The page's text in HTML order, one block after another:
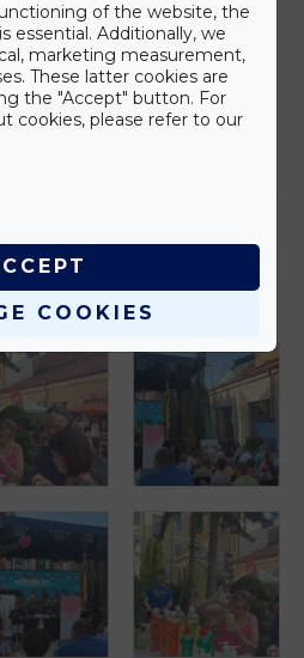
és közösségek iránt
támogatja a magyar
Magyarországon,
idei Kolozsvári Magyar Napok
bizonyította, hogy a
támogatása kulcsfontosságú a
Kolozsvár
of the website, the
essential. Additionally, we
marketing measurement,
These latter cookies are
the "Accept" button. For
cookies, please refer to our
COOKIES